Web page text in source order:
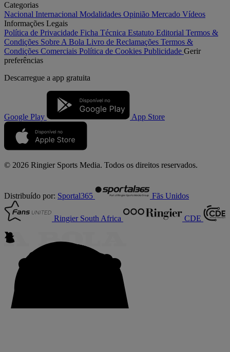
Categorias
Nacional Internacional Modalidades Opinião Mercado Vídeos
Informações Legais
Política de Privacidade Ficha Técnica Estatuto Editorial Termos &
Condições Sobre A Bola Livro de Reclamações Termos &
Condições Comerciais Política de Cookies Publicidade Gerir
preferências
Descarregue a app gratuita
Google Play App Store
© 2026 Ringier Sports Media. Todos os direitos reservados.
Distribuído por: Sportal365 Fãs Unidos
Ringier South Africa CDE